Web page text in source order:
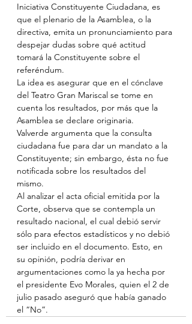
Iniciativa Constituyente Ciudadana, es
que el plenario de la Asamblea, o la
directiva, emita un pronunciamiento para
despejar dudas sobre qué actitud
tomará la Constituyente sobre el
referéndum.
La idea es asegurar que en el cónclave
del Teatro Gran Mariscal se tome en
cuenta los resultados, por más que la
Asamblea se declare originaria.
Valverde argumenta que la consulta
ciudadana fue para dar un mandato a la
Constituyente; sin embargo, ésta no fue
notificada sobre los resultados del
mismo.
Al analizar el acta oficial emitida por la
Corte, observa que se contempla un
resultado nacional, el cual debió servir
sólo para efectos estadísticos y no debió
ser incluido en el documento. Esto, en
su opinión, podría derivar en
argumentaciones como la ya hecha por
el presidente Evo Morales, quien el 2 de
julio pasado aseguró que había ganado
el “No”.